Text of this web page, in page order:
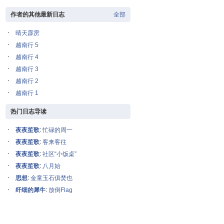
全部
作者的其他最新日志
晴天霹雳
越南行 5
越南行 4
越南行 3
越南行 2
越南行 1
热门日志导读
夜夜笙歌:忙碌的周一
夜夜笙歌: 客来客往
夜夜笙歌: 社区“小饭桌”
夜夜笙歌: 八月始
思想: 金童玉石俱焚也
纤细的犀牛: 放倒Flag